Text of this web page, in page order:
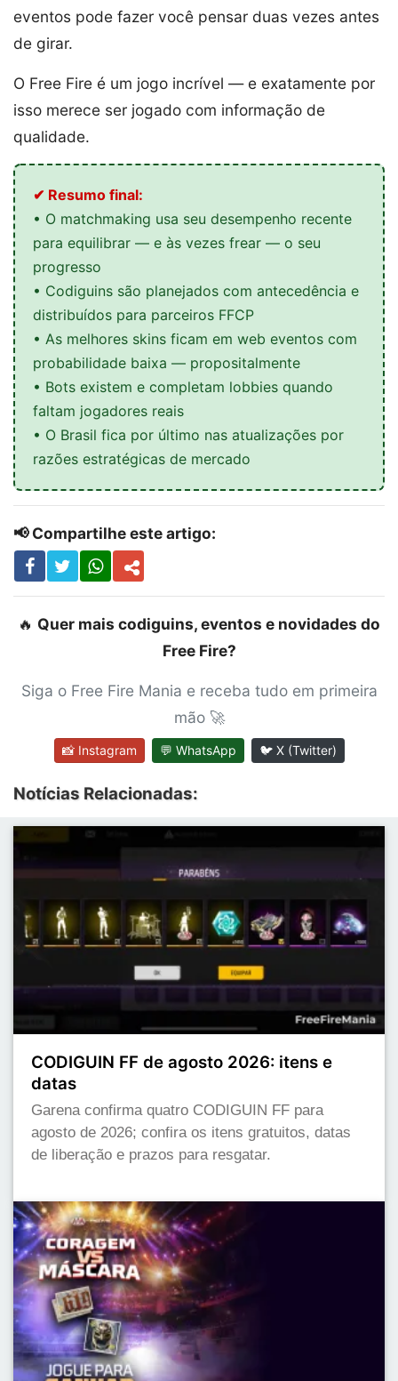
eventos pode fazer você pensar duas vezes antes
de girar.
O Free Fire é um jogo incrível — e exatamente por
isso merece ser jogado com informação de
qualidade.
✔ Resumo final:
• O matchmaking usa seu desempenho recente
para equilibrar — e às vezes frear — o seu
progresso
• Codiguins são planejados com antecedência e
distribuídos para parceiros FFCP
• As melhores skins ficam em web eventos com
probabilidade baixa — propositalmente
• Bots existem e completam lobbies quando
faltam jogadores reais
• O Brasil fica por último nas atualizações por
razões estratégicas de mercado
📢 Compartilhe este artigo:
🔥 Quer mais codiguins, eventos e novidades do
Free Fire?
Siga o Free Fire Mania e receba tudo em primeira
mão 🚀
📸 Instagram 💬 WhatsApp 🐦 X (Twitter)
Notícias Relacionadas:
CODIGUIN FF de agosto 2026: itens e
datas
Garena confirma quatro CODIGUIN FF para
agosto de 2026; confira os itens gratuitos, datas
de liberação e prazos para resgatar.